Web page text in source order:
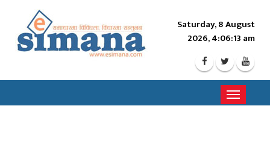
Saturday, 8 August
2026, 4:06:15 am
Toggle